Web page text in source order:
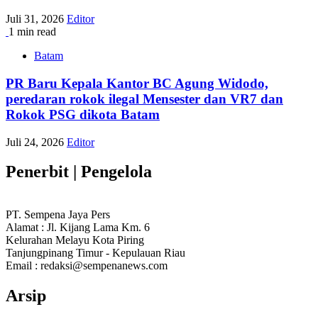
Juli 31, 2026 Editor
1 min read
Batam
PR Baru Kepala Kantor BC Agung Widodo,
peredaran rokok ilegal Mensester dan VR7 dan
Rokok PSG dikota Batam
Juli 24, 2026 Editor
Penerbit | Pengelola
PT. Sempena Jaya Pers
Alamat : Jl. Kijang Lama Km. 6
Kelurahan Melayu Kota Piring
Tanjungpinang Timur - Kepulauan Riau
Email : redaksi@sempenanews.com
Arsip